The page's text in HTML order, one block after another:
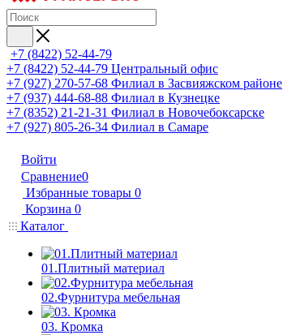
+7 (8422) 52-44-79
+7 (8422) 52-44-79 Центральный офис
+7 (927) 270-57-68 Филиал в Засвияжском районе
+7 (937) 444-68-88 Филиал в Кузнецке
+7 (8352) 21-21-31 Филиал в Новочебоксарске
+7 (927) 805-26-34 Филиал в Самаре
Войти
Сравнение0
Избранные товары 0
Корзина 0
Каталог
01.Плитный материал
02.Фурнитура мебельная
03. Кромка